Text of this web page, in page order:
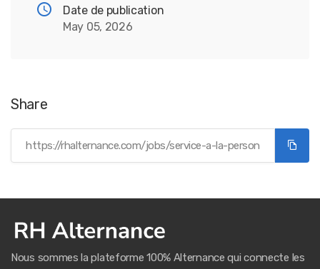
Date de publication
May 05, 2026
Share
Nous sommes la plateforme 100% Alternance qui connecte les